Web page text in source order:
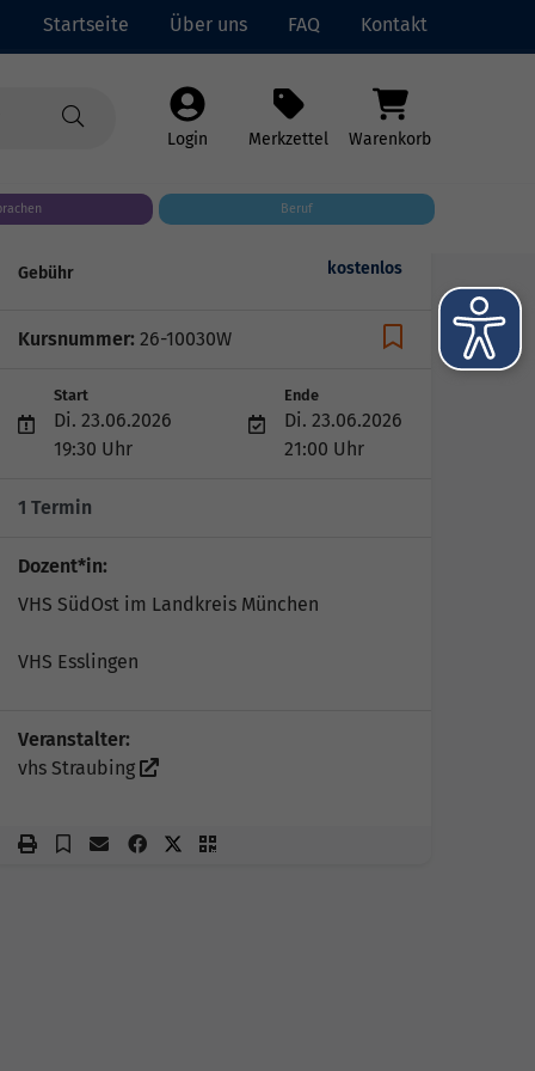
Startseite Über uns FAQ Kontakt
Login Merkzettel Warenkorb
Beruf
Gebühr kostenlos
Kursnummer: 26-10030W
Start
Di. 23.06.2026
19:30 Uhr
Ende
Di. 23.06.2026
21:00 Uhr
1 Termin
Dozent*in:
VHS SüdOst im Landkreis München
VHS Esslingen
Veranstalter:
vhs Straubing